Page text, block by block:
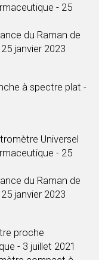
- 25
du Raman de
janvier 2023
à spectre plat -
Universel
- 25
du Raman de
janvier 2023
proche
- 3 juillet 2021